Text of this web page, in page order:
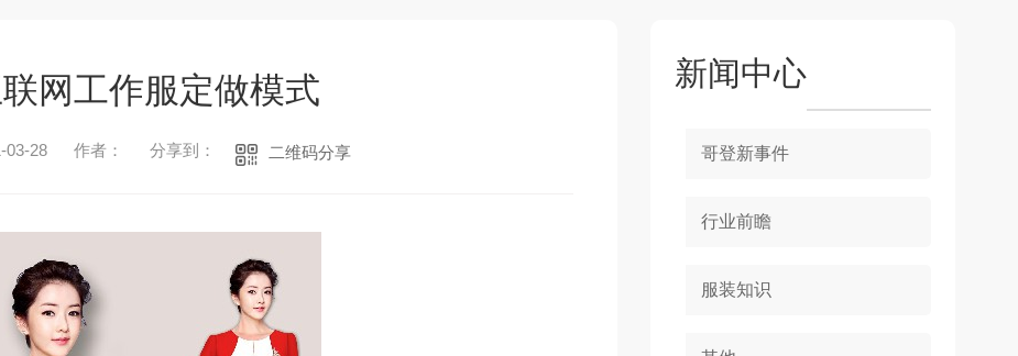
网工作服定做模式
03-28 作者： 分享到： 二维码分享
新闻中心
哥登新事件
行业前瞻
服装知识